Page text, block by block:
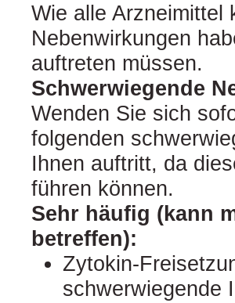
Wie alle Arzneimittel
Nebenwirkungen
auftreten müssen.
Schwerwiegende
Wenden Sie sich
folgenden
Ihnen auftritt, da
führen können.
Sehr häufig (kann
betreffen):
Zytokin-
schwerwiegende